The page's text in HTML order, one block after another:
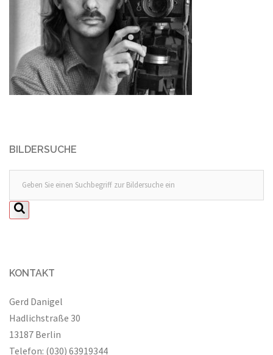
BILDERSUCHE
KONTAKT
Gerd Danigel
Hadlichstraße 30
13187 Berlin
Telefon: (030) 63919344